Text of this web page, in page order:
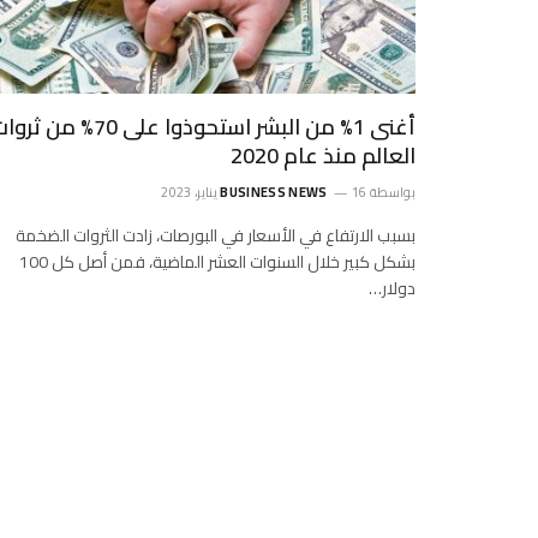
أغنى 1% من البشر استحوذوا على 70%
العالم منذ عام 2020
بواسطة BUSINESS NEWS 16 يناير، 2023
بسبب الارتفاع في الأسعار في البورصات، زادت الثروات الضخمة
بشكل كبير خلال السنوات العشر الماضية، فمن أصل كل 100
دولار…